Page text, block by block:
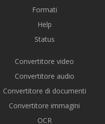
Formati
Help
Status
Convertitore video
Convertitore audio
Convertitore di documenti
Convertitore immagini
OCR